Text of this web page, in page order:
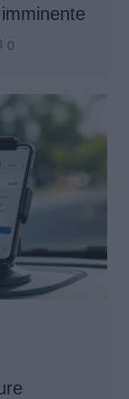
0